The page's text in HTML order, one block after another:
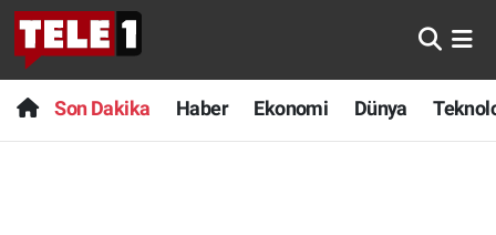
Son Dakika Haber Ekonomi Dünya
Anında Manşet
Başka Sohbetler
Son Dakika
Haber
Nöbetçi Eczaneler
Hava Durumu